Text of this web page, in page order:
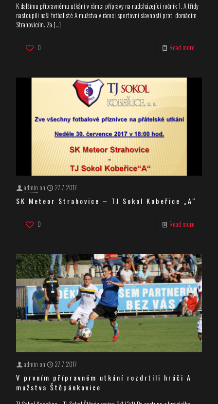
K dalšímu přípravnému utkání v rámci přípravy na nadcházející ročník 1. A třídy
nastoupili naši fotbalisté A mužstva v rámci sportovní slavnosti proti domácím
Strahovicím. Za […]
0 Read more
admin on 27.7.2017
SK Meteor Strahovice – TJ Sokol Kobeřice „A“
0 Read more
admin on 27.7.2017
V prvním přípravném utkání rozdrtili hráči A
mužstva Štěpánkovice